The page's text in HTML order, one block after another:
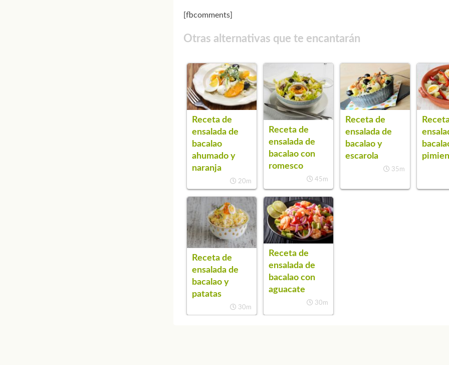
[fbcomments]
Otras alternativas que te encantarán
Receta de
ensalada de
bacalao
ahumado y
naranja
20m
Receta de
ensalada de
bacalao con
romesco
45m
Receta de
ensalada de
bacalao y
escarola
35m
Receta de
ensalada de
bacalao y
patatas
30m
Receta de
ensalada de
bacalao con
aguacate
30m